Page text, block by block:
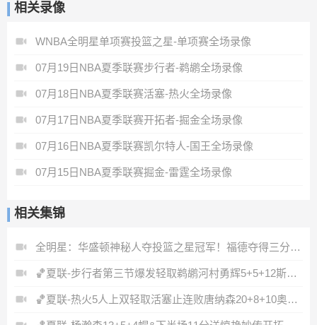
相关录像
WNBA全明星单项赛投篮之星-单项赛全场录像
07月19日NBA夏季联赛步行者-鹈鹕全场录像
07月18日NBA夏季联赛活塞-热火全场录像
07月17日NBA夏季联赛开拓者-掘金全场录像
07月16日NBA夏季联赛凯尔特人-国王全场录像
07月15日NBA夏季联赛掘金-雷霆全场录像
相关集锦
全明星：华盛顿神秘人夺投篮之星冠军！福德夺得三分大赛冠军！
🏀夏联-步行者第三节爆发轻取鹈鹕河村勇辉5+5+12斯劳森22分
🏀夏联-热火5人上双轻取活塞止连败唐纳森20+8+10奥科里27分